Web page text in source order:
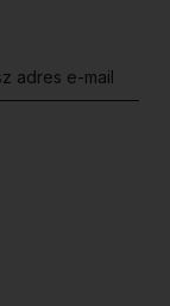
adres e-mail